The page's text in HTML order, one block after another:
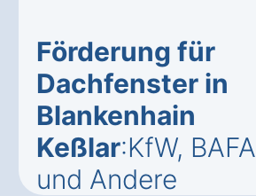
Förderung für
Dachfenster in
Blankenhain
Keßlar:KfW, BAFA
und Andere